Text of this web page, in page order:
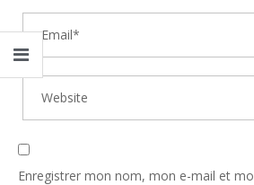
Enregistrer mon nom, mon e-mail et